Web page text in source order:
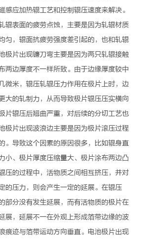
感应加热辊工艺和控制辊压速度来解决。
辊表面的疲劳点蚀，主要是因为轧辊材质
匀，辊面抗疲劳强度差引起的，也和轧辊
极片出现镰刀弯主要是因为两只轧辊接触
两边厚度不一样所致。由于边缘厚度较中
微米，辊压轧辊压力作用在极片上时，边
大的轧制力，从而导致极片辊压压实横向
片辊压后翘曲严重，对后续的分切工艺也
极片出现波浪边主要是因为极片滚压过程
。导致这个因素的原因很多，比如辊身直
小、极片厚度压缩量大、极片涂布两边凸
压的过程中，活物质之间相互挤压，并对
的压力，则会产生一定的延展。在辊压
部分没有发生延展，而有活物质的极片在
展，延展不一在外观上形成箔带边缘的波
痕迹与箔带运动方向垂直。电池极片出现